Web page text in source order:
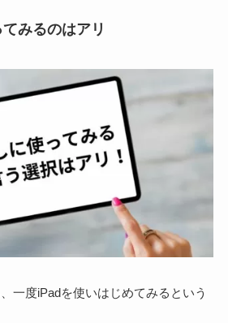
みるのはアリ
一度iPadを使いはじめてみるという